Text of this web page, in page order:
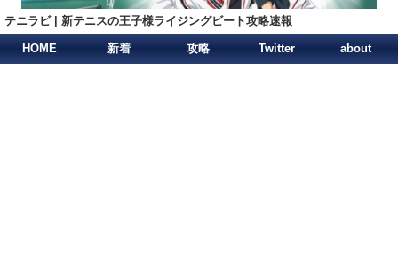
テニラビ | 新テニスの王子様ライジングビート攻略速報
HOME 新着 攻略 Twitter about